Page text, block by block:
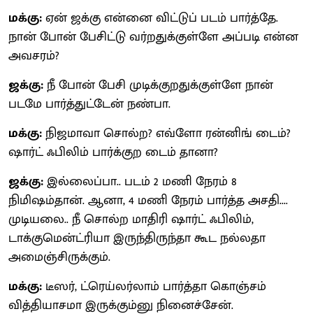
மக்கு:ஏன் ஜக்கு என்னை விட்டுப் படம் பார்த்தே.
நான் போன் பேசிட்டு வர்றதுக்குள்ளே அப்படி என்ன
அவசரம்?
ஜக்கு:நீ போன் பேசி முடிக்குறதுக்குள்ளே நான்
படமே பார்த்துட்டேன் நண்பா.
மக்கு:நிஜமாவா சொல்ற? எவ்ளோ ரன்னிங் டைம்?
ஷார்ட் ஃபிலிம் பார்க்குற டைம் தானா?
ஜக்கு:இல்லைப்பா.. படம் 2 மணி நேரம் 8
நிமிஷம்தான். ஆனா, 4 மணி நேரம் பார்த்த அசதி....
முடியலை.. நீ சொல்ற மாதிரி ஷார்ட் ஃபிலிம்,
டாக்குமென்ட்ரியா இருந்திருந்தா கூட நல்லதா
அமைஞ்சிருக்கும்.
மக்கு: டீஸர், ட்ரெய்லர்லாம் பார்த்தா கொஞ்சம்
வித்தியாசமா இருக்கும்னு நினைச்சேன்.